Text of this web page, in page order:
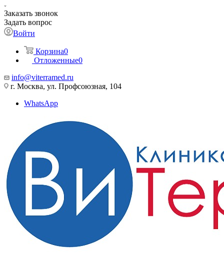
Заказать звонок
Задать вопрос
Войти
Корзина0
Отложенные0
info@viterramed.ru
г. Москва, ул. Профсоюзная, 104
WhatsApp